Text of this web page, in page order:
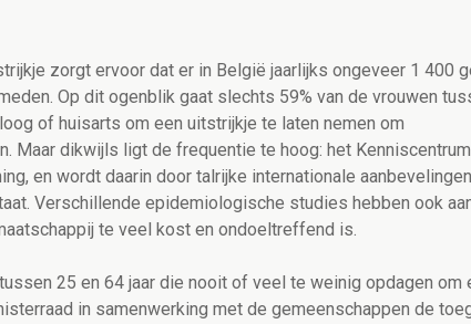
zorgt ervoor dat er in België jaarlijks ongeveer 1 400
Op dit ogenblik gaat slechts 59% van de vrouwen
of huisarts om een uitstrijkje te laten nemen om
Maar dikwijls ligt de frequentie te hoog: het
en wordt daarin door talrijke internationale
Verschillende epidemiologische studies hebben ook
te veel kost en ondoeltreffend is.
25 en 64 jaar die nooit of veel te weinig opdagen om
in samenwerking met de gemeenschappen de